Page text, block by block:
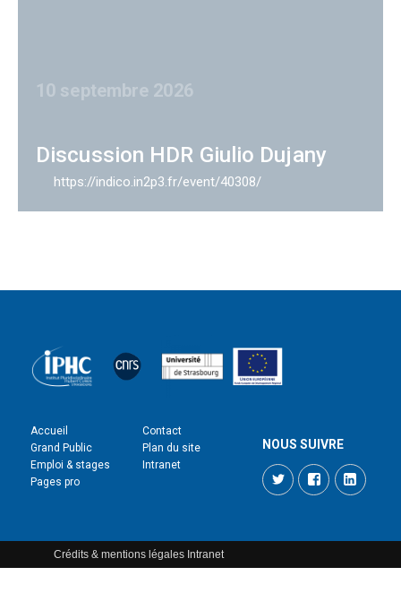
10 septembre 2026
Discussion HDR Giulio Dujany
https://indico.in2p3.fr/event/40308/
Accueil
Grand Public
Emploi & stages
Pages pro
Contact
Plan du site
Intranet
NOUS SUIVRE
TwitterFacebook
Crédits & mentions légales Intranet